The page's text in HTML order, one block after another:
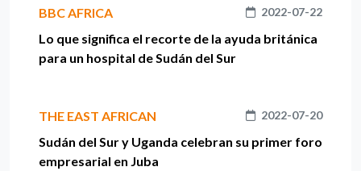
BBC AFRICA 2022-07-22
Lo que significa el recorte de la ayuda británica
para un hospital de Sudán del Sur
THE EAST AFRICAN 2022-07-20
Sudán del Sur y Uganda celebran su primer foro
empresarial en Juba